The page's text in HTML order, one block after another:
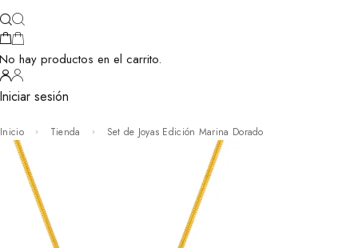
hay productos en el carrito.
sesión
Inicio Tienda Set de Joyas Edición Marina Dorado